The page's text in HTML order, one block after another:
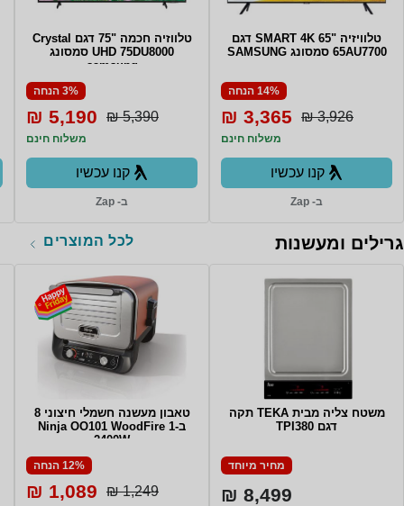
טלוויזיה "65 SMART 4K דגם
65AU7700 סמסונג SAMSUNG
14% הנחה
3,926 ₪
3,365 ₪
משלוח חינם
קנו עכשיו
ב- Zap
טלווזיה חכמה "75 דגם Crystal
UHD 75DU8000 סמסונג
samsung
3% הנחה
5,390 ₪
5,190 ₪
משלוח חינם
קנו עכשיו
ב- Zap
גרילים ומעשנות לכל המוצרים
משטח צליה מבית TEKA תקה
דגם TPI380
מחיר מיוחד
8,499 ₪
טאבון מעשנה חשמלי חיצוני 8
ב-1 Ninja OO101 WoodFire
2400W
12% הנחה
1,249 ₪
1,089 ₪